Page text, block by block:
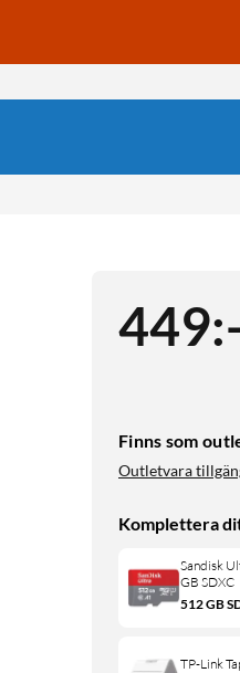
449:
Finns som
Outletvara
Komplettera
Sandisk
GB SDXC
512 GB
TP-Link